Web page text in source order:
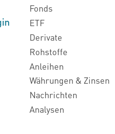
Fonds
ETF
Derivate
Rohstoffe
Anleihen
Währungen & Zinsen
Nachrichten
Analysen